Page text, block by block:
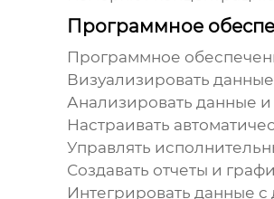
Программное
Программное
Визуализировать
Анализировать данные
Настраивать
Управлять
Создавать отчеты и
Интегрировать данные